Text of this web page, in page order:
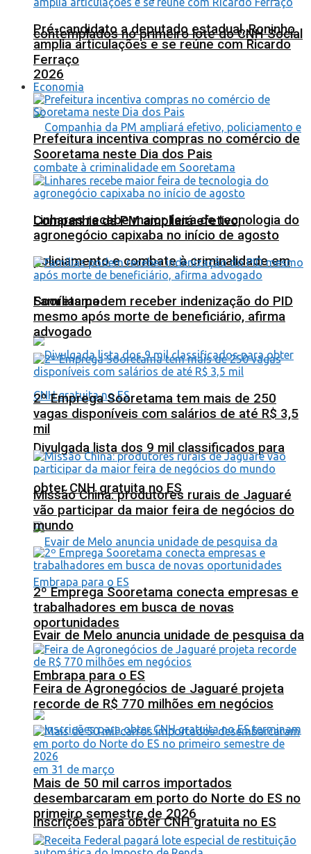
contemplados no primeiro lote do CNH Social
2026
Companhia da PM ampliará efetivo,
policiamento e combate à criminalidade em
Sooretama
Divulgada lista dos 9 mil classificados para
obter CNH gratuita no ES
Evair de Melo anuncia unidade de pesquisa da
Embrapa para o ES
Inscrições para obter CNH gratuita no ES
Pré-candidato a deputado estadual, Roninho
amplia articulações e se reúne com Ricardo
Ferraço
Economia
Prefeitura incentiva compras no comércio de
Sooretama neste Dia dos Pais
Linhares recebe maior feira de tecnologia do
agronegócio capixaba no início de agosto
Famílias podem receber indenização do PID
mesmo após morte de beneficiário, afirma
advogado
2º Emprega Sooretama tem mais de 250
vagas disponíveis com salários de até R$ 3,5
mil
Missão China: produtores rurais de Jaguaré
vão participar da maior feira de negócios do
mundo
2º Emprega Sooretama conecta empresas e
trabalhadores em busca de novas
oportunidades
Feira de Agronegócios de Jaguaré projeta
recorde de R$ 770 milhões em negócios
Mais de 50 mil carros importados
desembarcaram em porto do Norte do ES no
primeiro semestre de 2026